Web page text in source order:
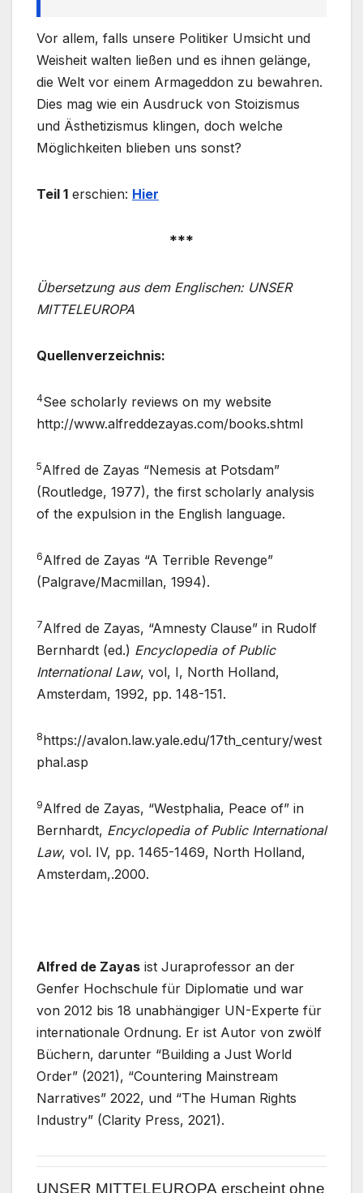
Vor allem, falls unsere Politiker Umsicht und
Weisheit walten ließen und es ihnen gelänge,
die Welt vor einem Armageddon zu bewahren.
Dies mag wie ein Ausdruck von Stoizismus
und Ästhetizismus klingen, doch welche
Möglichkeiten blieben uns sonst?
Teil 1 erschien: Hier
***
Übersetzung aus dem Englischen: UNSER
MITTELEUROPA
Quellenverzeichnis:
4See scholarly reviews on my website
http://www.alfreddezayas.com/books.shtml
5Alfred de Zayas “Nemesis at Potsdam”
(Routledge, 1977), the first scholarly analysis
of the expulsion in the English language.
6Alfred de Zayas “A Terrible Revenge”
(Palgrave/Macmillan, 1994).
7Alfred de Zayas, “Amnesty Clause” in Rudolf
Bernhardt (ed.) Encyclopedia of Public
International Law, vol, I, North Holland,
Amsterdam, 1992, pp. 148-151.
8https://avalon.law.yale.edu/17th_century/west
phal.asp
9Alfred de Zayas, “Westphalia, Peace of” in
Bernhardt, Encyclopedia of Public International
Law, vol. IV, pp. 1465-1469, North Holland,
Amsterdam,.2000.
Alfred de Zayas ist Juraprofessor an der
Genfer Hochschule für Diplomatie und war
von 2012 bis 18 unabhängiger UN-Experte für
internationale Ordnung. Er ist Autor von zwölf
Büchern, darunter “Building a Just World
Order” (2021), “Countering Mainstream
Narratives” 2022, und “The Human Rights
Industry” (Clarity Press, 2021).
UNSER MITTELEUROPA erscheint ohne